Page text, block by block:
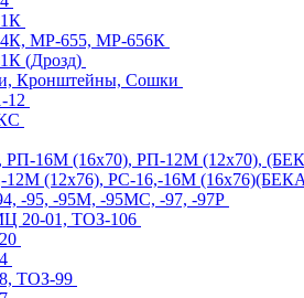
МР-655, МР-656К
(Дрозд)
Кронштейны, Сошки
12
РП-16М (16х70), РП-12М (12х70),
12М (12х76), РС-16,-16М
-95, -95М, -95МС, -97, -97Р
20-01, ТОЗ-106
ТОЗ-99